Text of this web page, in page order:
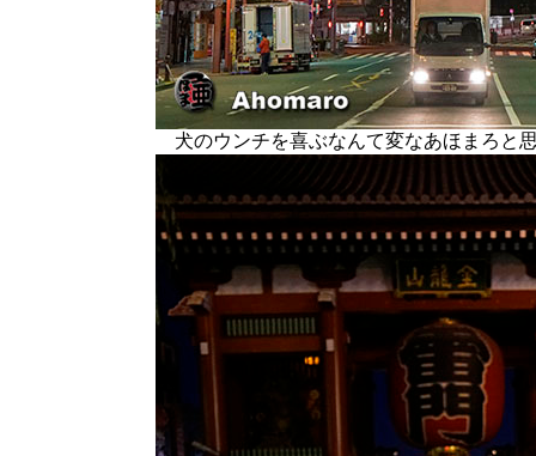
犬のウンチを喜ぶなんて変なあほまろと